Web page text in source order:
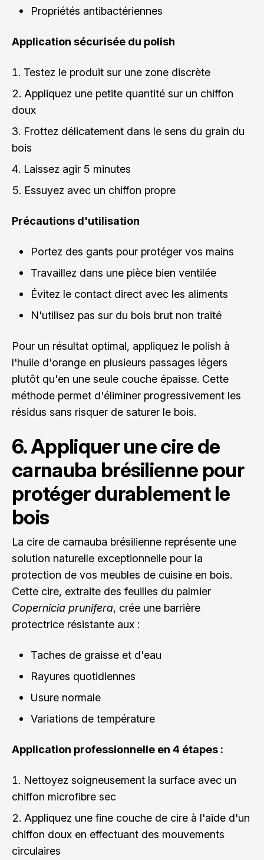
Propriétés antibactériennes
Application sécurisée du polish
Testez le produit sur une zone discrète
Appliquez une petite quantité sur un chiffon
doux
Frottez délicatement dans le sens du grain du
bois
Laissez agir 5 minutes
Essuyez avec un chiffon propre
Précautions d'utilisation
Portez des gants pour protéger vos mains
Travaillez dans une pièce bien ventilée
Évitez le contact direct avec les aliments
N'utilisez pas sur du bois brut non traité
Pour un résultat optimal, appliquez le polish à
l'huile d'orange en plusieurs passages légers
plutôt qu'en une seule couche épaisse. Cette
méthode permet d'éliminer progressivement les
résidus sans risquer de saturer le bois.
6. Appliquer une cire de
carnauba brésilienne pour
protéger durablement le
bois
La cire de carnauba brésilienne représente une
solution naturelle exceptionnelle pour la
protection de vos meubles de cuisine en bois.
Cette cire, extraite des feuilles du palmier
Copernicia prunifera, crée une barrière
protectrice résistante aux :
Taches de graisse et d'eau
Rayures quotidiennes
Usure normale
Variations de température
Application professionnelle en 4 étapes :
Nettoyez soigneusement la surface avec un
chiffon microfibre sec
Appliquez une fine couche de cire à l'aide d'un
chiffon doux en effectuant des mouvements
circulaires